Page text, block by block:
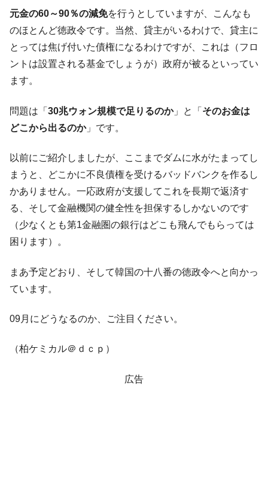
元金の60～90％の減免を行うとしていますが、こんなも
のほとんど徳政令です。当然、貸主がいるわけで、貸主に
とっては焦げ付いた債権になるわけですが、これは（フロ
ントは設置される基金でしょうが）政府が被るといってい
ます。
問題は「 30兆ウォン規模で足りるのか」と「 そのお金は
どこから出るのか」です。
以前にご紹介しましたが、ここまでダムに水がたまってし
まうと、どこかに不良債権を受けるバッドバンクを作るし
かありません。一応政府が支援してこれを長期で返済す
る、そして金融機関の健全性を担保するしかないのです
（少なくとも第1金融圏の銀行はどこも飛んでもらっては
困ります）。
まあ予定どおり、そして韓国の十八番の徳政令へと向かっ
ています。
09月にどうなるのか、ご注目ください。
（柏ケミカル＠ｄｃｐ）
広告